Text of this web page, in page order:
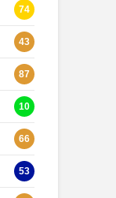
74
43
87
10
66
53